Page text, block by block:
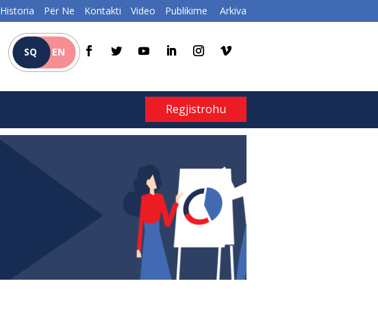
Historia Për Ne Kontakti Video Publikime Arkiva
SQ EN
Regjistrohu